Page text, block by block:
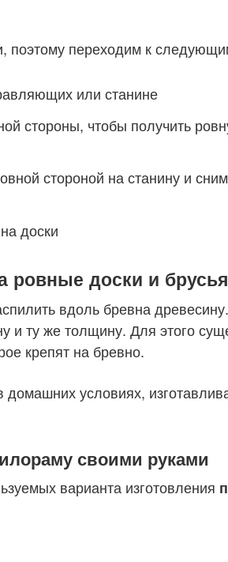
поэтому переходим к
или станине
стороны, чтобы получить
стороной на станину и
доски
ровные доски и брусья
вдоль бревна
и ту же толщину. Для этого
крепят на бревно.
условиях,
своими руками
варианта изготовления